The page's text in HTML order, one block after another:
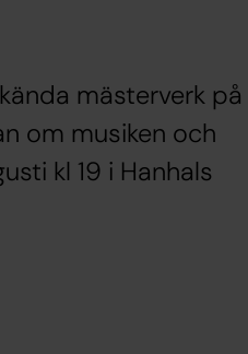
mästerverk på
om musiken och
kl 19 i Hanhals